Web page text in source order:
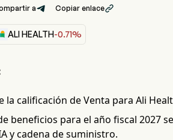
a Copiar enlace
ALI HEALTH-0.71%
la calificación de Venta para Ali
beneficios para el año fiscal 2027
y cadena de suministro.